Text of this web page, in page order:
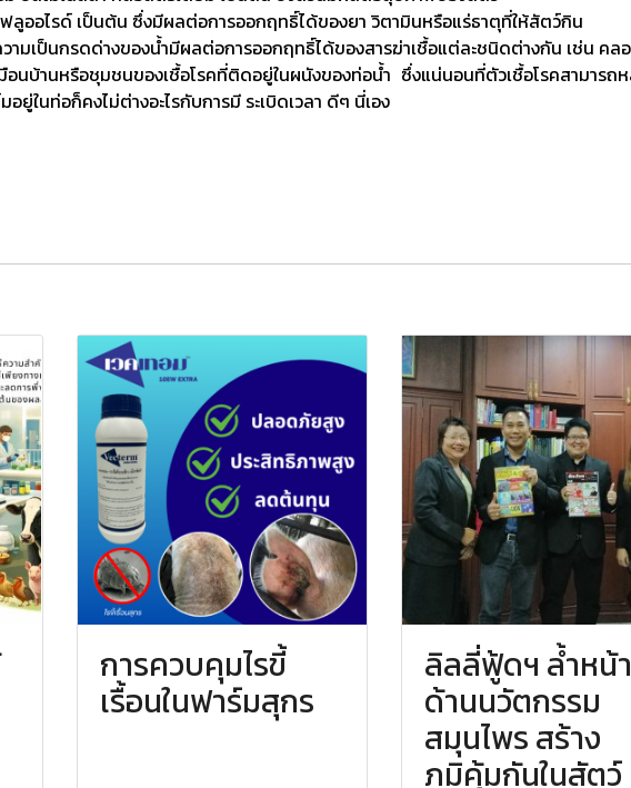
ลูออไรด์ เป็นต้น ซึ่งมีผลต่อการออกฤทธิ์ได้ของยา วิตามินหรือแร่ธาตุที่ให้สัตว์กิน
ามเป็นกรดด่างของน้ำมีผลต่อการออกฤทธิ์ได้ของสารฆ่าเชื้อแต่ละชนิดต่างกัน เช่น คล
อนบ้านหรือชุมชนของเชื้อโรคที่ติดอยู่ในผนังของท่อน้ำ ซึ่งแน่นอนที่ตัวเชื้อโรคสามาร
ยู่ในท่อก็คงไม่ต่างอะไรกับการมี ระเบิดเวลา ดีๆ นี่เอง
การควบคุมไรขี้
เรื้อนในฟาร์มสุกร
ลิลลี่ฟู้ดฯ ล้ำหน้า
ด้านนวัตกรรม
สมุนไพร สร้าง
ภูมิคุ้มกันในสัตว์